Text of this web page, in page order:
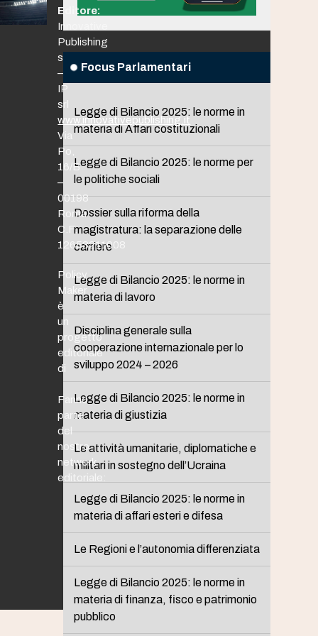
Focus Parlamentari
Legge di Bilancio 2025: le norme in
materia di Affari costituzionali
Legge di Bilancio 2025: le norme per
le politiche sociali
Dossier sulla riforma della
magistratura: la separazione delle
carriere
Legge di Bilancio 2025: le norme in
materia di lavoro
Disciplina generale sulla
cooperazione internazionale per lo
sviluppo 2024 – 2026
Legge di Bilancio 2025: le norme in
materia di giustizia
Le attività umanitarie, diplomatiche e
militari in sostegno dell’Ucraina
Legge di Bilancio 2025: le norme in
materia di affari esteri e difesa
Le Regioni e l’autonomia differenziata
Legge di Bilancio 2025: le norme in
materia di finanza, fisco e patrimonio
pubblico
Editore:
Innovative
Publishing
srl
–
IP
srl
www.innovativepublishing.it
Via
Po,
16/B
–
00198
Roma
C.F.
12653211008
Policy
Maker
è
un
progetto
editoriale
di
Fanno
parte
del
nostro
network
editoriale: